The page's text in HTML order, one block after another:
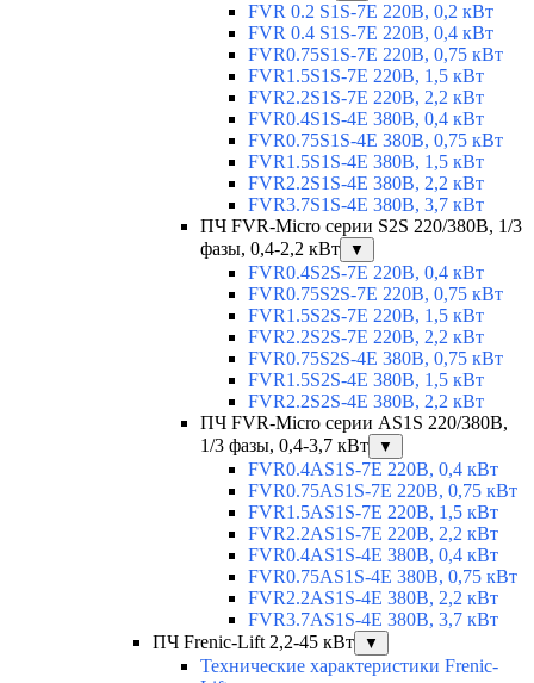
FVR 0.2 S1S-7E 220В, 0,2 кВт
FVR 0.4 S1S-7E 220В, 0,4 кВт
FVR0.75S1S-7E 220В, 0,75 кВт
FVR1.5S1S-7E 220В, 1,5 кВт
FVR2.2S1S-7E 220В, 2,2 кВт
FVR0.4S1S-4E 380В, 0,4 кВт
FVR0.75S1S-4E 380В, 0,75 кВт
FVR1.5S1S-4E 380В, 1,5 кВт
FVR2.2S1S-4E 380В, 2,2 кВт
FVR3.7S1S-4E 380В, 3,7 кВт
ПЧ FVR-Micro серии S2S 220/380В, 1/3
фазы, 0,4-2,2 кВт
▼
FVR0.4S2S-7E 220В, 0,4 кВт
FVR0.75S2S-7E 220В, 0,75 кВт
FVR1.5S2S-7E 220В, 1,5 кВт
FVR2.2S2S-7E 220В, 2,2 кВт
FVR0.75S2S-4E 380В, 0,75 кВт
FVR1.5S2S-4E 380В, 1,5 кВт
FVR2.2S2S-4E 380В, 2,2 кВт
ПЧ FVR-Micro серии AS1S 220/380В,
1/3 фазы, 0,4-3,7 кВт
▼
FVR0.4AS1S-7E 220В, 0,4 кВт
FVR0.75AS1S-7E 220В, 0,75 кВт
FVR1.5AS1S-7E 220В, 1,5 кВт
FVR2.2AS1S-7E 220В, 2,2 кВт
FVR0.4AS1S-4E 380В, 0,4 кВт
FVR0.75AS1S-4E 380В, 0,75 кВт
FVR2.2AS1S-4E 380В, 2,2 кВт
FVR3.7AS1S-4E 380В, 3,7 кВт
ПЧ Frenic-Lift 2,2-45 кВт
▼
Технические характеристики Frenic-